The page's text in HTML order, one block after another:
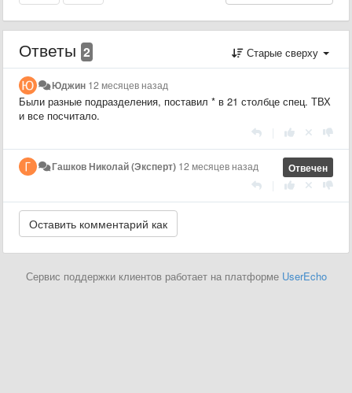
Ответы 2 Старые сверху
Юджин 12 месяцев назад
Были разные подразделения, поставил * в 21 столбце спец. ТВХ
и все посчитало.
Отвечен
Гашков Николай (Эксперт) 12 месяцев назад
Сервис поддержки клиентов работает на платформе UserEcho